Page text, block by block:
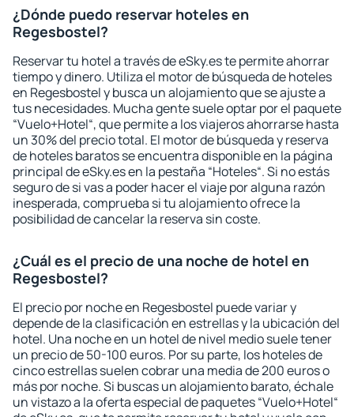
¿Dónde puedo reservar hoteles en
Regesbostel?
Reservar tu hotel a través de eSky.es te permite ahorrar
tiempo y dinero. Utiliza el motor de búsqueda de hoteles
en Regesbostel y busca un alojamiento que se ajuste a
tus necesidades. Mucha gente suele optar por el paquete
“Vuelo+Hotel“, que permite a los viajeros ahorrarse hasta
un 30% del precio total. El motor de búsqueda y reserva
de hoteles baratos se encuentra disponible en la página
principal de eSky.es en la pestaña “Hoteles“. Si no estás
seguro de si vas a poder hacer el viaje por alguna razón
inesperada, comprueba si tu alojamiento ofrece la
posibilidad de cancelar la reserva sin coste.
¿Cuál es el precio de una noche de hotel en
Regesbostel?
El precio por noche en Regesbostel puede variar y
depende de la clasificación en estrellas y la ubicación del
hotel. Una noche en un hotel de nivel medio suele tener
un precio de 50-100 euros. Por su parte, los hoteles de
cinco estrellas suelen cobrar una media de 200 euros o
más por noche. Si buscas un alojamiento barato, échale
un vistazo a la oferta especial de paquetes “Vuelo+Hotel“